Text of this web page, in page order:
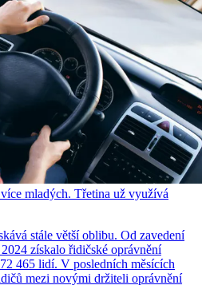
mladých. Třetina už využívá
stále větší oblibu. Od zavedení
získalo řidičské oprávnění
465 lidí. V posledních měsících
mezi novými držiteli oprávnění